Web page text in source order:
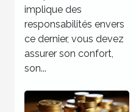
implique des
responsabilités envers
ce dernier, vous devez
assurer son confort,
son...